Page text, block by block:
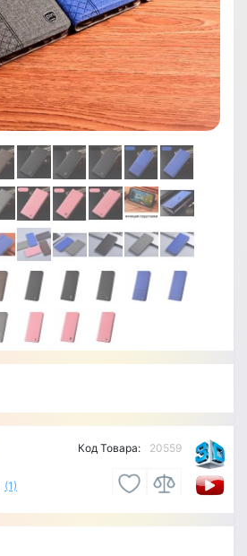
(1)
Код Товара: 20559